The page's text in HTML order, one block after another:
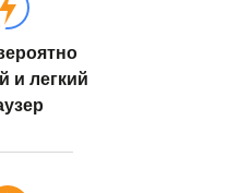
и легкий